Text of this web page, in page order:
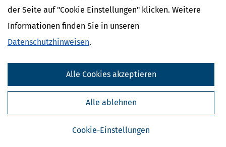
der Seite auf "Cookie Einstellungen" klicken. Weitere
Informationen finden Sie in unseren
Datenschutzhinweisen.
Cookie-Einstellungen
Alle ablehnen
Alle Cookies akzeptieren
Kostenlose Steuertipps & News
Steuertipps
von Steuertipps abonnieren. Die
Datenschutzhinweisehabe ich gelesen.
Meine Einwilligung kann ich jederzeit durch
Abbestellung des Newsletters widerrufen.